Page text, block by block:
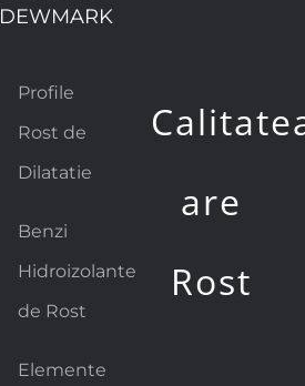
DEWMARK
Profile
Rost de
Dilatatie
Benzi
Hidroizolante
de Rost
Elemente
are
Rost